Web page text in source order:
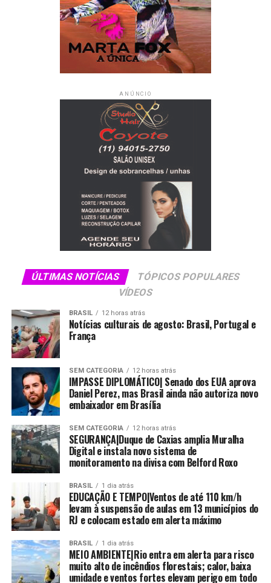
ANÚNCIO
ÚLTIMAS NOTÍCIAS
TÓPICOS POPULARES
VÍDEOS
BRASIL 12 horas atrás
Notícias culturais de agosto: Brasil, Portugal e
França
SEM CATEGORIA 12 horas atrás
IMPASSE DIPLOMÁTICO| Senado dos EUA aprova
Daniel Perez, mas Brasil ainda não autoriza novo
embaixador em Brasília
SEM CATEGORIA 12 horas atrás
SEGURANÇA|Duque de Caxias amplia Muralha
Digital e instala novo sistema de
monitoramento na divisa com Belford Roxo
BRASIL 1 dia atrás
EDUCAÇÃO E TEMPO|Ventos de até 110 km/h
levam à suspensão de aulas em 13 municípios do
RJ e colocam estado em alerta máximo
BRASIL 1 dia atrás
MEIO AMBIENTE|Rio entra em alerta para risco
muito alto de incêndios florestais; calor, baixa
umidade e ventos fortes elevam perigo em todo